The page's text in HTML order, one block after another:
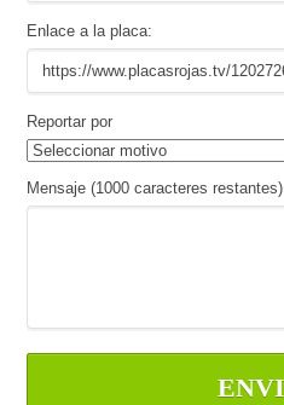
Enlace a la placa:
Reportar por
Mensaje (1000 caracteres restantes)